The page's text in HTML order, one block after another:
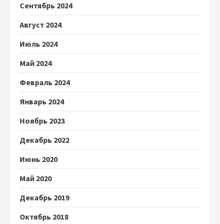
Сентябрь 2024
Август 2024
Июль 2024
Май 2024
Февраль 2024
Январь 2024
Ноябрь 2023
Декабрь 2022
Июнь 2020
Май 2020
Декабрь 2019
Октябрь 2018